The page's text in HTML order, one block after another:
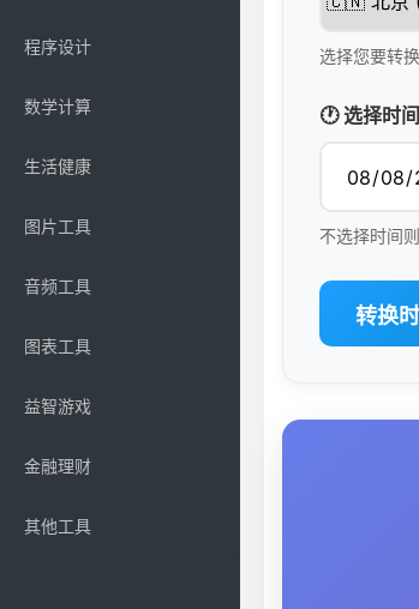
程序设计
数学计算
生活健康
图片工具
音频工具
图表工具
益智游戏
金融理财
其他工具
选择您要转
🕐 选择时间
不选择时间
转换